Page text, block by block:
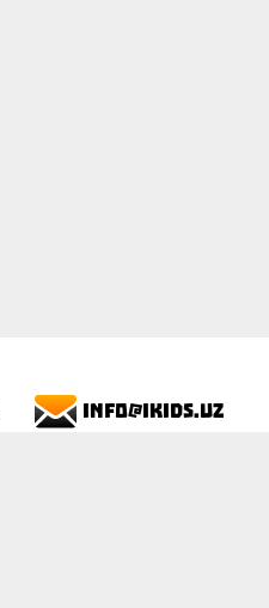
info@ikids.uz